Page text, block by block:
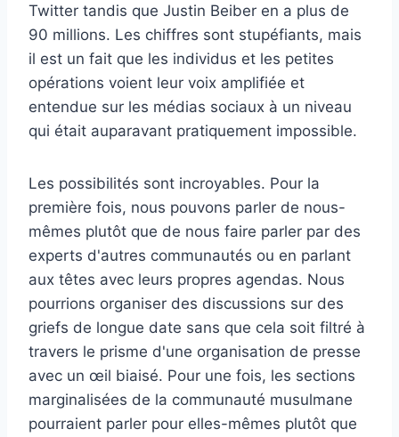
Twitter tandis que Justin Beiber en a plus de
90 millions. Les chiffres sont stupéfiants, mais
il est un fait que les individus et les petites
opérations voient leur voix amplifiée et
entendue sur les médias sociaux à un niveau
qui était auparavant pratiquement impossible.
Les possibilités sont incroyables. Pour la
première fois, nous pouvons parler de nous-
mêmes plutôt que de nous faire parler par des
experts d'autres communautés ou en parlant
aux têtes avec leurs propres agendas. Nous
pourrions organiser des discussions sur des
griefs de longue date sans que cela soit filtré à
travers le prisme d'une organisation de presse
avec un œil biaisé. Pour une fois, les sections
marginalisées de la communauté musulmane
pourraient parler pour elles-mêmes plutôt que